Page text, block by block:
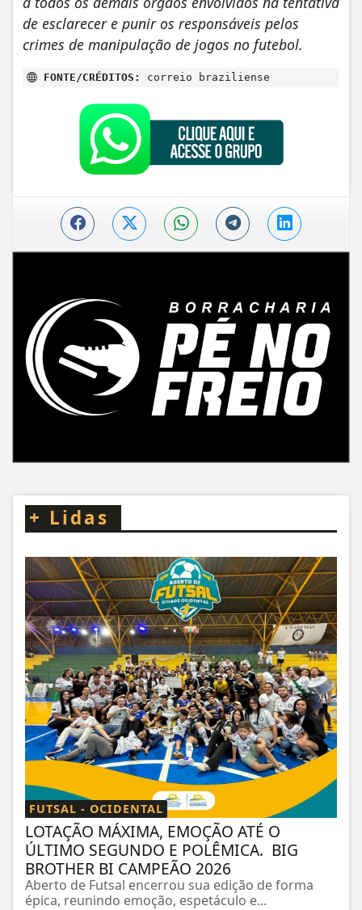
de esclarecer e punir os responsáveis pelos
crimes de manipulação de jogos no futebol.
FONTE/CRÉDITOS: correio braziliense
+ Lidas
FUTSAL - OCIDENTAL
LOTAÇÃO MÁXIMA, EMOÇÃO ATÉ O
ÚLTIMO SEGUNDO E POLÊMICA. BIG
BROTHER BI CAMPEÃO 2026
Aberto de Futsal encerrou sua edição de forma
épica, reunindo emoção, espetáculo e...